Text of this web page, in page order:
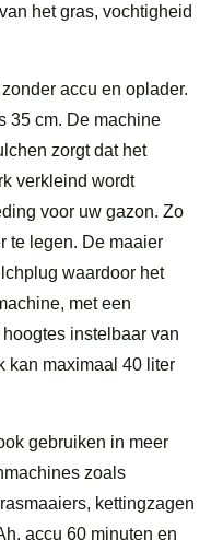
het gras, vochtigheid
accu en oplader.
35 cm. De machine
zorgt dat het
verkleind wordt
voor uw gazon. Zo
te legen. De maaier
waardoor het
met een
instelbaar van
kan maximaal 40 liter
gebruiken in meer
zoals
kettingzagen
accu 60 minuten en